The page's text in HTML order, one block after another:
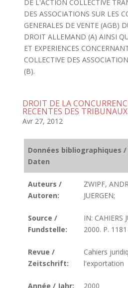
DE L'ACTION COLLECTIVE
DES ASSOCIATIONS SUR LES
GENERALES DE VENTE (AGB)
DROIT ALLEMAND (A) AINSI
ET EXPERIENCES
COLLECTIVE DES
(B).
DROIT DE LA
RECENTES DES
Avr 27, 2012
Données bibliographiques
Daten
Auteurs /
Autoren:
ZWIPF,
JUERGEN;
Source /
Fundstelle:
IN: CAHIERS
2000. P.
Revue /
Zeitschrift:
Cahiers
l'exportation
Année / Jahr: 2000